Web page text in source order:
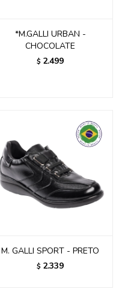
*M.GALLI URBAN -
CHOCOLATE
$ 2.499
M. GALLI SPORT - PRETO
$ 2.339